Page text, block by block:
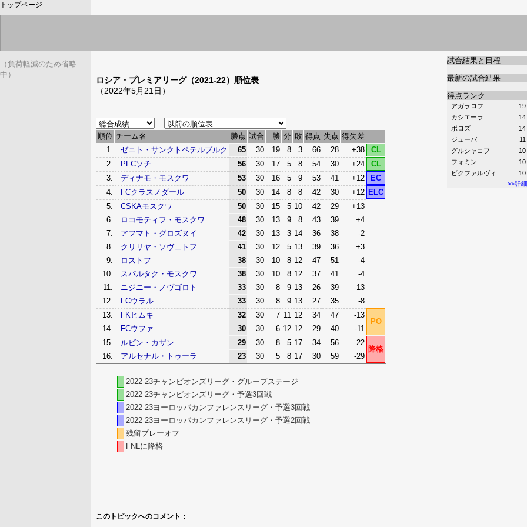
トップページ
（負荷軽減のため省略
中）
試合結果と日程
最新の試合結果
得点ランク
>>詳細
アガラロフ
19
カシエーラ
14
ポロズ
14
ジューバ
11
グルシャコフ
10
フォミン
10
ビクファルヴィ
10
ロシア・プレミアリーグ（2021-22）順位表
（2022年5月21日）
順位 チーム名 勝点 試合 勝 分 敗 得点 失点 得失差
1.
ゼニト・サンクトペテルブルク 65 30 19 8 3 66 28 +38
CL
2.
PFCソチ 56 30 17 5 8 54 30 +24
CL
3.
ディナモ・モスクワ 53 30 16 5 9 53 41 +12
EC
4.
FCクラスノダール 50 30 14 8 8 42 30 +12 ELC
5.
CSKAモスクワ 50 30 15 5 10 42 29
+13
6.
ロコモティフ・モスクワ 48 30 13 9 8 43 39
+4
7.
アフマト・グロズヌイ 42 30 13 3 14 36 38
-2
8.
クリリヤ・ソヴェトフ 41 30 12 5 13 39 36
+3
9.
ロストフ 38 30 10 8 12 47 51
-4
10.
スパルタク・モスクワ 38 30 10 8 12 37 41
-4
11.
ニジニー・ノヴゴロト 33 30 8 9 13 26 39
-13
12.
FCウラル 33 30 8 9 13 27 35
-8
13.
FKヒムキ 32 30 7 11 12 34 47 -13
PO
14.
FCウファ 30 30 6 12 12 29 40
-11
15.
ルビン・カザン 29 30 8 5 17 34 56 -22
降格
16.
アルセナル・トゥーラ 23 30 5 8 17 30 59 -29
2022-23チャンピオンズリーグ・グループステージ
2022-23チャンピオンズリーグ・予選3回戦
2022-23ヨーロッパカンファレンスリーグ・予選3回戦
2022-23ヨーロッパカンファレンスリーグ・予選2回戦
残留プレーオフ
FNLに降格
このトピックへのコメント：